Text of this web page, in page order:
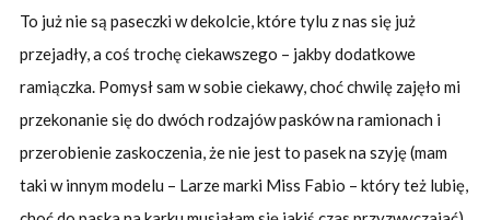
To już nie są paseczki w dekolcie, które tylu z nas się już
przejadły, a coś trochę ciekawszego – jakby dodatkowe
ramiączka. Pomysł sam w sobie ciekawy, choć chwilę zajęło mi
przekonanie się do dwóch rodzajów pasków na ramionach i
przerobienie zaskoczenia, że nie jest to pasek na szyję (mam
taki w innym modelu – Larze marki Miss Fabio – który też lubię,